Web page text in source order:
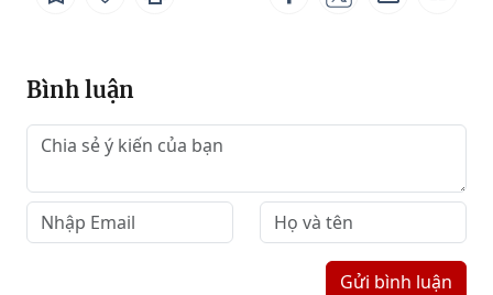
Bình luận
Gửi bình luận